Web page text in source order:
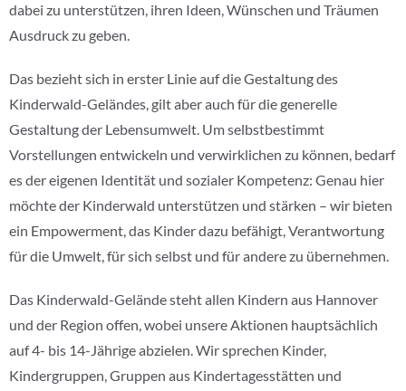
dabei zu unterstützen, ihren Ideen, Wünschen und Träumen
Ausdruck zu geben.
Das bezieht sich in erster Linie auf die Gestaltung des
Kinderwald-Geländes, gilt aber auch für die generelle
Gestaltung der Lebensumwelt. Um selbstbestimmt
Vorstellungen entwickeln und verwirklichen zu können, bedarf
es der eigenen Identität und sozialer Kompetenz: Genau hier
möchte der Kinderwald unterstützen und stärken – wir bieten
ein Empowerment, das Kinder dazu befähigt, Verantwortung
für die Umwelt, für sich selbst und für andere zu übernehmen.
Das Kinderwald-Gelände steht allen Kindern aus Hannover
und der Region offen, wobei unsere Aktionen hauptsächlich
auf 4- bis 14-Jährige abzielen. Wir sprechen Kinder,
Kindergruppen, Gruppen aus Kindertagesstätten und